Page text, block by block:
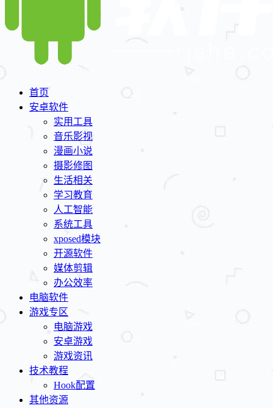
首页
安卓软件
实用工具
音乐影视
漫画小说
摄影修图
生活相关
学习教育
人工智能
系统工具
xposed模块
开源软件
媒体剪辑
办公效率
电脑软件
游戏专区
电脑游戏
安卓游戏
游戏资讯
技术教程
Hook配置
其他资源